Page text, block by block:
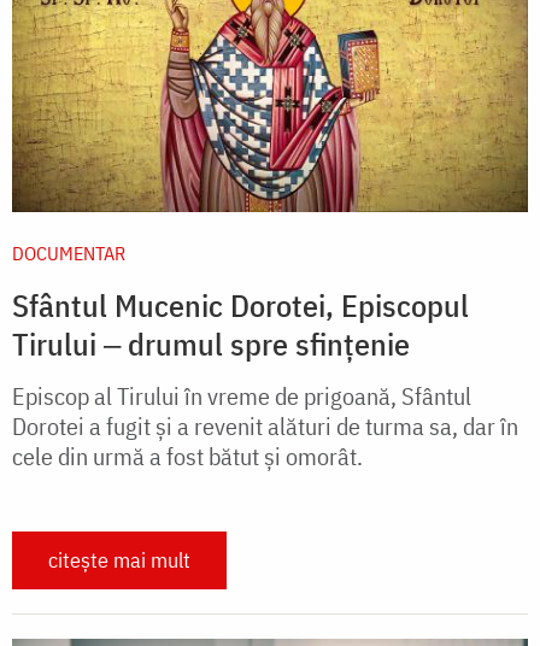
DOCUMENTAR
Sfântul Mucenic Dorotei, Episcopul
Tirului ‒ drumul spre sfințenie
Episcop al Tirului în vreme de prigoană, Sfântul
Dorotei a fugit și a revenit alături de turma sa, dar în
cele din urmă a fost bătut și omorât.
citește mai mult